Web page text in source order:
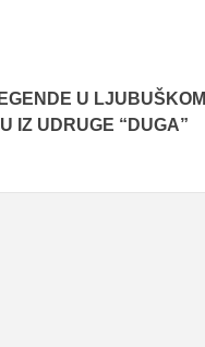
U LJUBUŠKOM
IZ UDRUGE “DUGA”